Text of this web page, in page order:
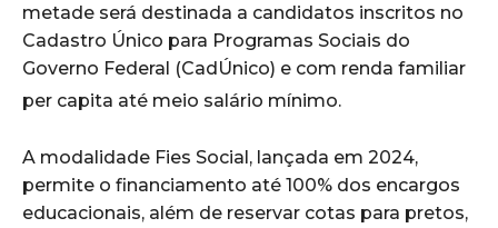
metade será destinada a candidatos inscritos no
Cadastro Único para Programas Sociais do
Governo Federal (CadÚnico) e com renda familiar
per capita até meio salário mínimo.
A modalidade Fies Social, lançada em 2024,
permite o financiamento até 100% dos encargos
educacionais, além de reservar cotas para pretos,